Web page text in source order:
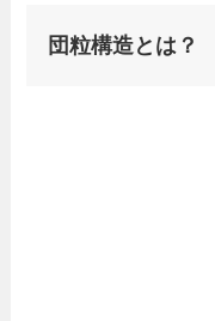
団粒構造とは？